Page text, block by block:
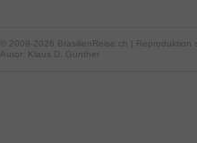
© 2008-2026 BrasilienReise.ch | Reproduktion
Autor: Klaus D. Günther